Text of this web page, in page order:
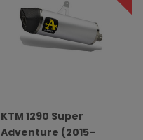
KTM 1290 Super
Adventure (2015–